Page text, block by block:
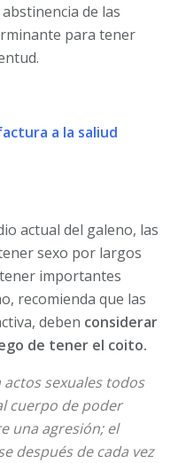
de las
para tener
a la saliud
actual del galeno, las
sexo por largos
importantes
recomienda que las
deben considerar
de tener el coito.
sexuales todos
cuerpo de poder
una agresión; el
después de cada vez